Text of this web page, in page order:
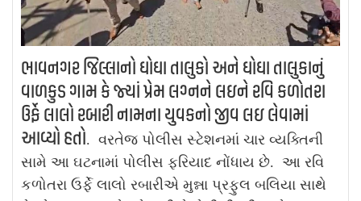
ભાવનગર જિલ્લાનો ઘોઘા તાલુકો અને ઘોઘા તાલુકાનું
વાળકુડ ગામ કે જ્યાં પ્રેમ લગ્નને લઇને રવિ કળોતરા
ઉર્ફે લાલો રબારી નામના યુવકનો જીવ લઇ લેવામાં
આવ્યો હતો. વરતેજ પોલીસ સ્ટેશનમાં ચાર વ્યક્તિની
સામે આ ઘટનામાં પોલીસ ફરિયાદ નોંધાય છે. આ રવિ
કળોતરા ઉર્ફે લાલો રબારીએ મુન્ના પ્રફુલ બલિયા સાથે